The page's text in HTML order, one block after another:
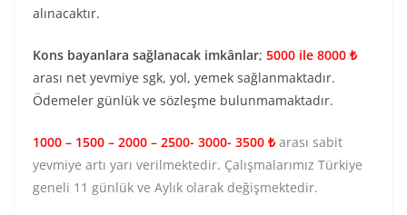
alınacaktır.
Kons bayanlara sağlanacak imkânlar; 5000 ile 8000 ₺
arası net yevmiye sgk, yol, yemek sağlanmaktadır.
Ödemeler günlük ve sözleşme bulunmamaktadır.
1000 – 1500 – 2000 – 2500- 3000- 3500 ₺ arası sabit
yevmiye artı yarı verilmektedir. Çalışmalarımız Türkiye
geneli 11 günlük ve Aylık olarak değişmektedir.